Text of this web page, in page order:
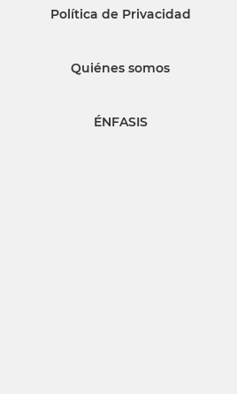
Política de Privacidad
Quiénes somos
ÉNFASIS